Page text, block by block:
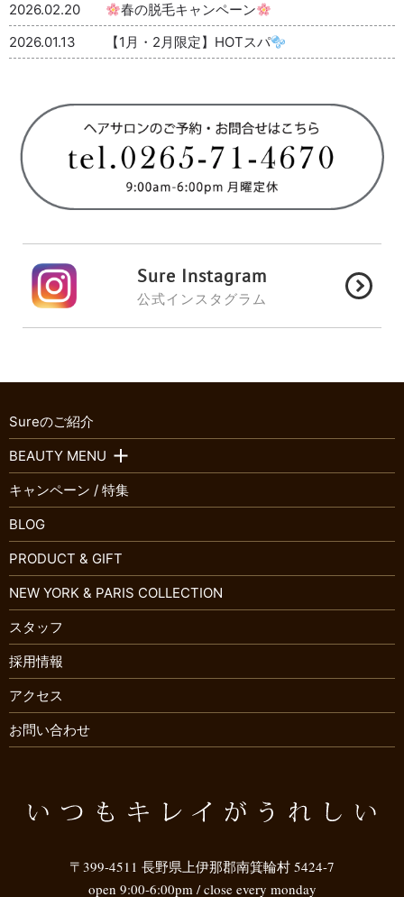
2026.02.20
春の脱毛キャンペーン
2026.01.13
【1月・2月限定】HOTスパ
Sure Instagram
公式インスタグラム
Sureのご紹介
BEAUTY MENU
キャンペーン / 特集
BLOG
PRODUCT & GIFT
NEW YORK & PARIS COLLECTION
スタッフ
採用情報
アクセス
お問い合わせ
〒399-4511 長野県上伊那郡南箕輪村 5424-7
open 9:00-6:00pm / close every monday